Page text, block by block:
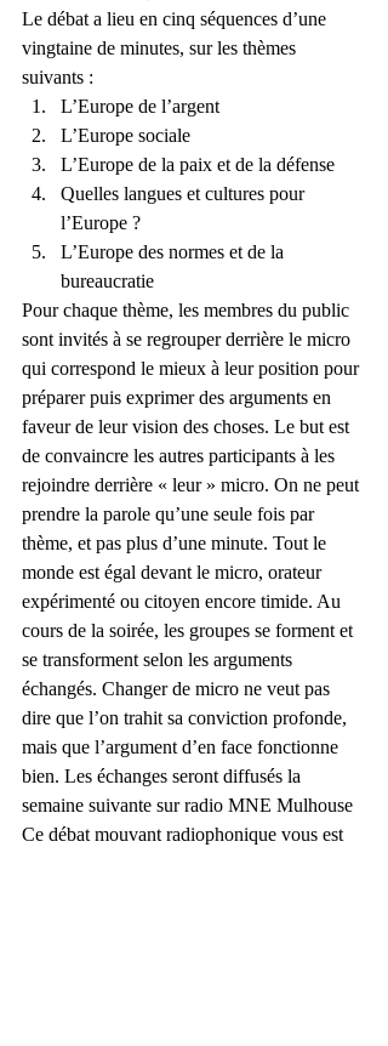
Le débat a lieu en cinq séquences d’une
vingtaine de minutes, sur les thèmes
suivants :
L’Europe de l’argent
L’Europe sociale
L’Europe de la paix et de la défense
Quelles langues et cultures pour
l’Europe ?
L’Europe des normes et de la
bureaucratie
Pour chaque thème, les membres du public
sont invités à se regrouper derrière le micro
qui correspond le mieux à leur position pour
préparer puis exprimer des arguments en
faveur de leur vision des choses. Le but est
de convaincre les autres participants à les
rejoindre derrière « leur » micro. On ne peut
prendre la parole qu’une seule fois par
thème, et pas plus d’une minute. Tout le
monde est égal devant le micro, orateur
expérimenté ou citoyen encore timide. Au
cours de la soirée, les groupes se forment et
se transforment selon les arguments
échangés. Changer de micro ne veut pas
dire que l’on trahit sa conviction profonde,
mais que l’argument d’en face fonctionne
bien. Les échanges seront diffusés la
semaine suivante sur radio MNE Mulhouse
Ce débat mouvant radiophonique vous est